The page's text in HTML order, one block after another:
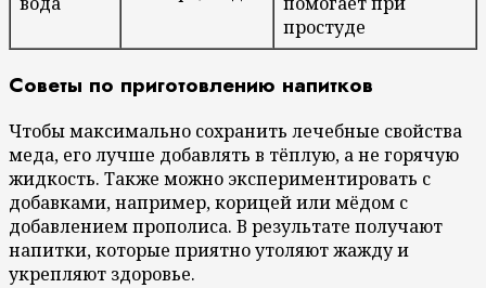
простуде
Советы по приготовлению напитков
Чтобы максимально сохранить лечебные свойства
меда, его лучше добавлять в тёплую, а не горячую
жидкость. Также можно экспериментировать с
добавками, например, корицей или мёдом с
добавлением прополиса. В результате получают
напитки, которые приятно утоляют жажду и
укрепляют здоровье.